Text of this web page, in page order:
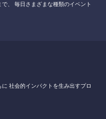
、
毎日さまざまな種類のイベント
に 社会的インパクトを生み出すプロ